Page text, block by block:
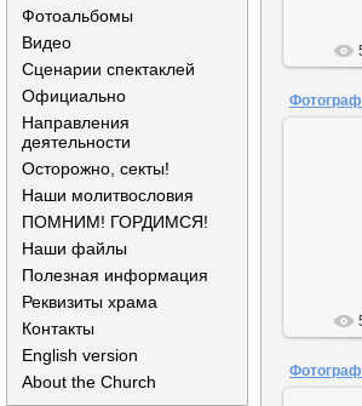
Фотоальбомы
Видео
Сценарии спектаклей
Официально
Направления
деятельности
Осторожно, секты!
Наши молитвословия
ПОМНИМ! ГОРДИМСЯ!
Наши файлы
Полезная информация
Реквизиты храма
Контакты
English version
About the Church